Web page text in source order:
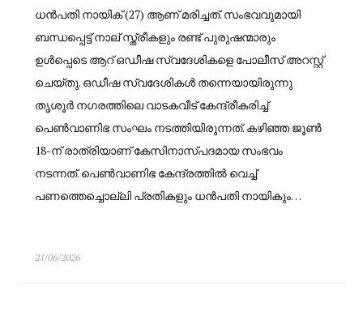
ധൻപതി നായിക് (27) ആണ് മരിച്ചത്. സംഭവവുമായി
ബന്ധപ്പെട്ട് നാല് സ്ത്രീകളും രണ്ട് പുരുഷന്മാരും
ഉൾപ്പെടെ ആറ് ഒഡീഷ സ്വദേശികളെ പോലീസ് അറസ്റ്റ്
ചെയ്തു. ഒഡീഷ സ്വദേശികൾ തന്നെയായിരുന്നു
തൃശൂർ നഗരത്തിലെ വാടകവീട് കേന്ദ്രീകരിച്ച്
പെൺവാണിഭ സംഘം നടത്തിയിരുന്നത്. കഴിഞ്ഞ ജൂൺ
18-ന് രാത്രിയാണ് കേസിനാസ്പദമായ സംഭവം
നടന്നത്. പെൺവാണിഭ കേന്ദ്രത്തിൽ വെച്ച്
പണത്തെച്ചൊല്ലി പ്രതികളും ധൻപതി നായികും…
21/06/2026